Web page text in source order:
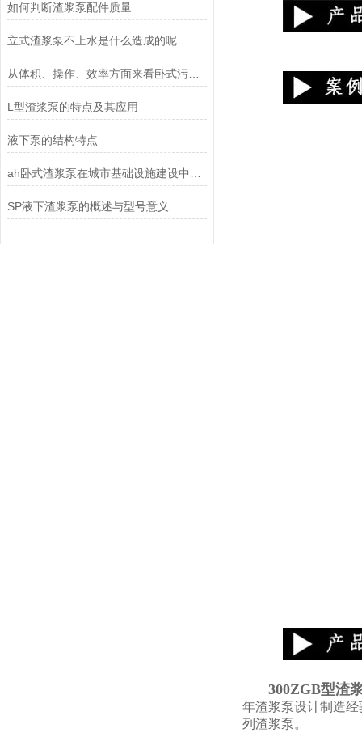
如何判断渣浆泵配件质量
立式渣浆泵不上水是什么造成的呢
从体积、操作、效率方面来看卧式污泥泵的优势
L型渣浆泵的特点及其应用
液下泵的结构特点
SP液下渣浆泵的概述与型号意义
300ZGB型渣
年渣浆泵设计制造
列渣浆泵。